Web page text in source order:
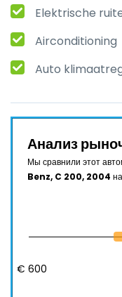
Elektrische
Airconditioning
Auto
Анализ
Мы сравнили этот
Benz, C 200, 2004
€ 600